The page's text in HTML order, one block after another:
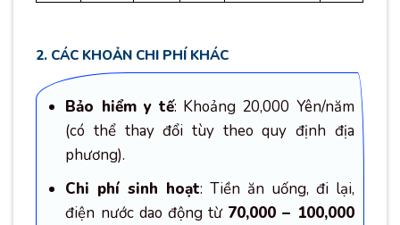
2. CÁC KHOẢN CHI PHÍ KHÁC
Bảo hiểm y tế: Khoảng 20,000 Yên/năm
(có thể thay đổi tùy theo quy định địa
phương).
Chi phí sinh hoạt: Tiền ăn uống, đi lại,
điện nước dao động từ 70,000 – 100,000